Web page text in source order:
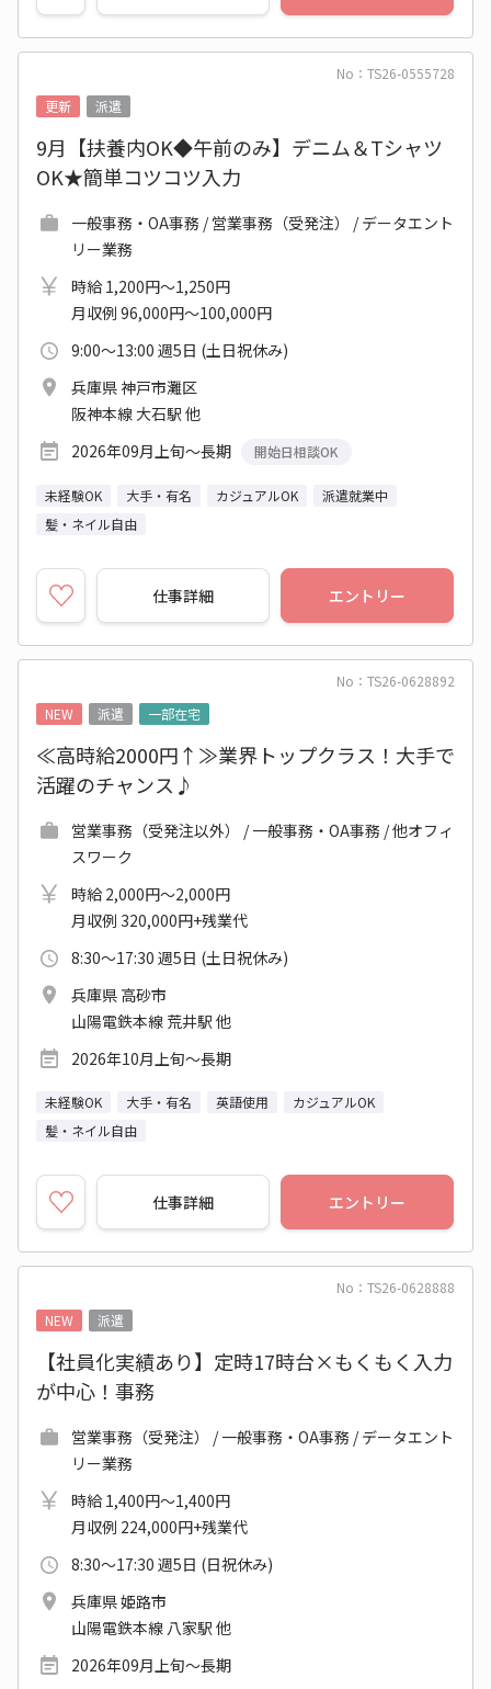
No：TS26-0555728
更新
派遣
9月【扶養内OK◆午前のみ】デニム＆Tシャツ
OK★簡単コツコツ入力
一般事務・OA事務 / 営業事務（受発注） / データエント
リー業務
時給 1,200円～1,250円
月収例 96,000円～100,000円
9:00～13:00 週5日 (土日祝休み)
兵庫県 神戸市灘区
阪神本線 大石駅 他
2026年09月上旬～長期
開始日相談OK
未経験OK 大手・有名 カジュアルOK
派遣就業中
髪・ネイル自由
仕事詳細 エントリー
No：TS26-0628892
NEW
派遣 一部在宅
≪高時給2000円↑≫業界トップクラス！大手で
活躍のチャンス♪
営業事務（受発注以外） / 一般事務・OA事務 / 他オフィ
スワーク
時給 2,000円～2,000円
月収例 320,000円+残業代
8:30～17:30 週5日 (土日祝休み)
兵庫県 高砂市
山陽電鉄本線 荒井駅 他
2026年10月上旬～長期
未経験OK 大手・有名 英語使用
カジュアルOK
髪・ネイル自由
仕事詳細 エントリー
No：TS26-0628888
NEW
派遣
【社員化実績あり】定時17時台×もくもく入力
が中心！事務
営業事務（受発注） / 一般事務・OA事務 / データエント
リー業務
時給 1,400円～1,400円
月収例 224,000円+残業代
8:30～17:30 週5日 (日祝休み)
兵庫県 姫路市
山陽電鉄本線 八家駅 他
2026年09月上旬～長期